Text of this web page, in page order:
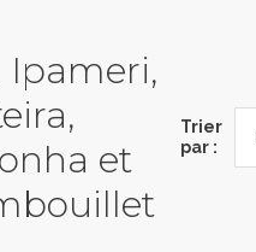
Ipameri,
et
Trier
par :